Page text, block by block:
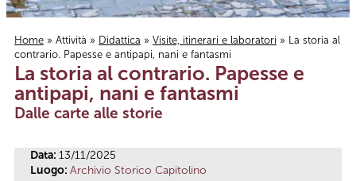
Tu sei qui
Home » Attività » Didattica » Visite, itinerari e laboratori » La storia al
contrario. Papesse e antipapi, nani e fantasmi
La storia al contrario. Papesse e
antipapi, nani e fantasmi
Dalle carte alle storie
Data: 13/11/2025
Luogo: Archivio Storico Capitolino